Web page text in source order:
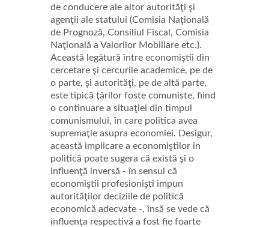
de conducere ale altor autorităţi şi
agenţii ale statului (Comisia Naţională
de Prognoză, Consiliul Fiscal, Comisia
Naţională a Valorilor Mobiliare etc.).
Această legătură între economiştii din
cercetare şi cercurile academice, pe de
o parte, şi autorităţi, pe de altă parte,
este tipică ţărilor foste comuniste, fiind
o continuare a situaţiei din timpul
comunismului, în care politica avea
supremaţie asupra economiei. Desigur,
această implicare a economiştilor în
politică poate sugera că există şi o
influenţă inversă - în sensul că
economiştii profesionişti impun
autorităţilor deciziile de politică
economică adecvate -, însă se vede că
influenţa respectivă a fost fie foarte